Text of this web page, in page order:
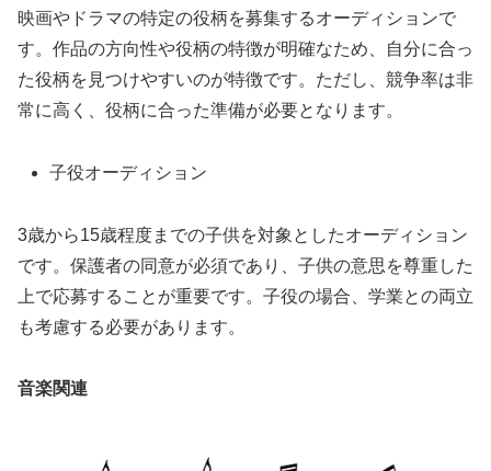
映画やドラマの特定の役柄を募集するオーディションで
す。作品の方向性や役柄の特徴が明確なため、自分に合っ
た役柄を見つけやすいのが特徴です。ただし、競争率は非
常に高く、役柄に合った準備が必要となります。
子役オーディション
3歳から15歳程度までの子供を対象としたオーディション
です。保護者の同意が必須であり、子供の意思を尊重した
上で応募することが重要です。子役の場合、学業との両立
も考慮する必要があります。
音楽関連